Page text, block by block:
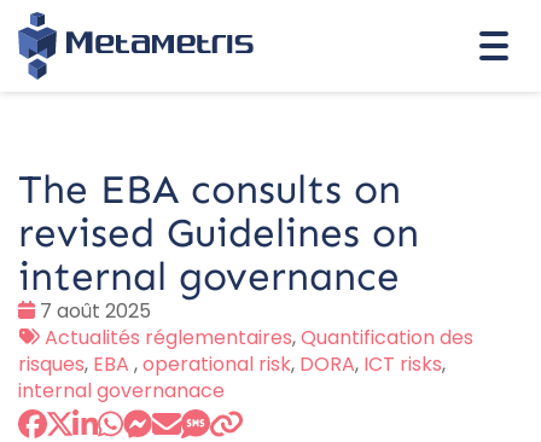
The EBA consults on
revised Guidelines on
internal governance
Date
:
7 août 2025
Tags
:
Actualités réglementaires,Quantification des
risques, EBA ,operational risk, DORA, ICT risks,
internal governanace